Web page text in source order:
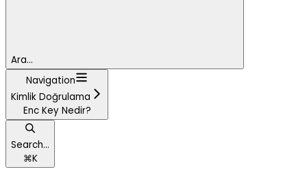
Ara...
Navigation
Kimlik Doğrulama
Enc Key Nedir?
Search...
⌘K